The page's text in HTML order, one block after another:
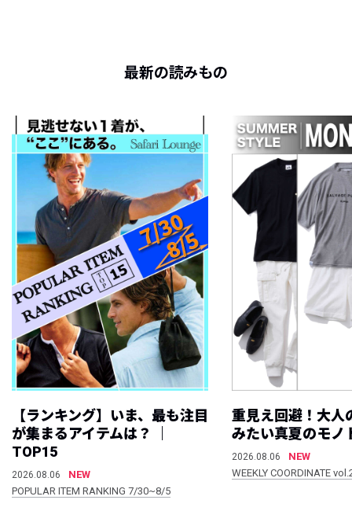
最新の読みもの
【ランキング】いま、最も注目
が集まるアイテムは？ ｜
TOP15
2026.08.06
NEW
POPULAR ITEM RANKING 7/30~8/5
重見え回避！大人
みたい真夏のモノ
2026.08.06
NEW
WEEKLY COORDINATE